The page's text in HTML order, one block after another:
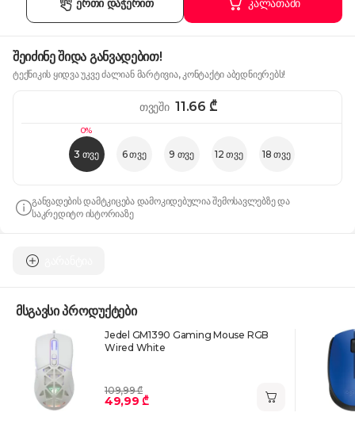
კალათაში
ერთი დაჭერით
შეიძინე შიდა განვადებით!
ტექნიკის ყიდვა უკვე ძალიან მარტივია, კონტაქტი აბედნიერებს!
0%
3 თვე 6 თვე 9 თვე 12 თვე 18 თვე
თვეში 11.66 ₾
განვადების დამტკიცება დამოკიდებულია შემოსავლებზე და
საკრედიტო ისტორიაზე
მსგავსი პროდუქტები
Jedel GM1390 Gaming Mouse RGB
Wired White
109,99 ₾
49,99 ₾